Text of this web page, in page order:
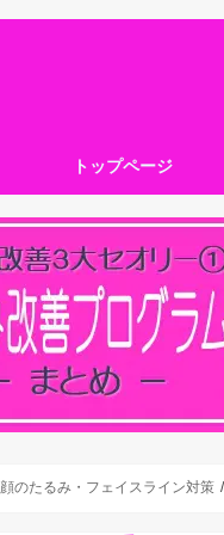
トップページ
顔のたるみ・フェイスライン対策